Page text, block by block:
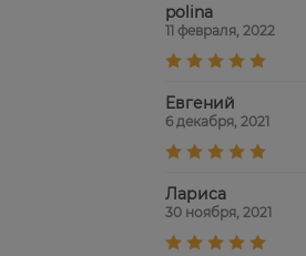
polina
11 февраля, 2022
Евгений
6 декабря, 2021
Лариса
30 ноября, 2021